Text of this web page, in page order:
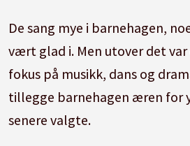
De sang mye i barnehagen,
vært glad i. Men utover det
fokus på musikk, dans og
tillegge barnehagen æren for
senere valgte.